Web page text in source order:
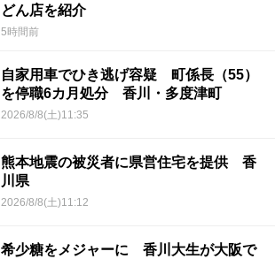
どん店を紹介
5時間前
自家用車でひき逃げ容疑 町係長（55）
を停職6カ月処分 香川・多度津町
2026/8/8(土)11:35
熊本地震の被災者に県営住宅を提供 香
川県
2026/8/8(土)11:12
希少糖をメジャーに 香川大生が大阪で